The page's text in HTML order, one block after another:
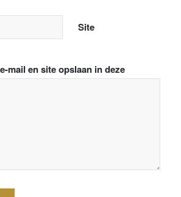
Site
mail en site opslaan in deze
de volgende keer wanneer ik een